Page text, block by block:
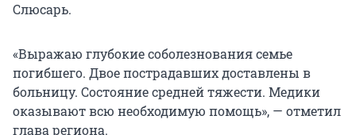
Слюсарь.
«Выражаю глубокие соболезнования семье
погибшего. Двое пострадавших доставлены в
больницу. Состояние средней тяжести. Медики
оказывают всю необходимую помощь», — отметил
глава региона.